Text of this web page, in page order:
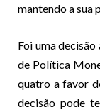
mantendo a sua
Foi uma
de Política
quatro a favor
decisão pode